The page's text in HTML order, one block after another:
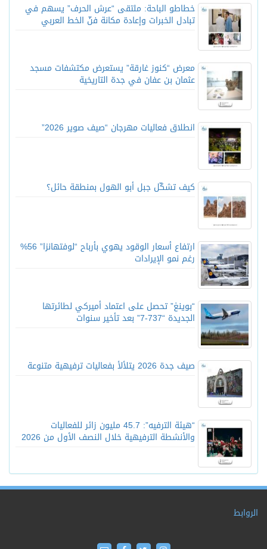
خطاطو الباحة: ملتقى “عرش الحرف” يسهم في
تبادل الخبرات وإعادة مكانة فنّ الخط العربي
معرض “كنوز غارقة” يستعرض مكتشفات مسجد
عثمان بن عفان في جدة التاريخية
انطلاق فعاليات مهرجان “صيف صوير 2026”
كيف تشكّل جبل أبو الهول بمنطقة حائل؟
ارتفاع أسعار الوقود يهوي بأرباح “لوفتهانزا” 56%
رغم نمو الإيرادات
“بوينغ” تحصل على اعتماد أميركي لطائرتها
الجديدة “737-7” بعد تأخير سنوات
صيف جدة 2026 يتلألأ بفعاليات ترفيهية متنوعة
“هيئة الترفيه”: 45.7 مليون زائر للفعاليات
والأنشطة الترفيهية خلال النصف الأول من 2026
الروابط